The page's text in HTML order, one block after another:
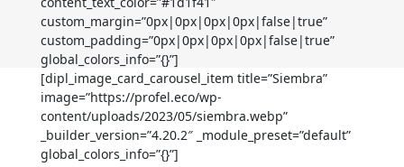
custom_margin=”0px|0px|0px|0px|false|true”
custom_padding=”0px|0px|0px|0px|false|true”
global_colors_info=”{}”]
[dipl_image_card_carousel_item title=”Siembra”
image=”https://profel.eco/wp-
content/uploads/2023/05/siembra.webp”
_builder_version=”4.20.2″ _module_preset=”default”
global_colors_info=”{}”]